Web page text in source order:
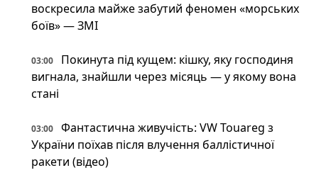
воскресила майже забутий феномен «морських
боїв» — ЗМІ
03:00
Покинута під кущем: кішку, яку господиня
вигнала, знайшли через місяць — у якому вона
стані
03:00
Фантастична живучість: VW Touareg з
України поїхав після влучення баллістичної
ракети (відео)